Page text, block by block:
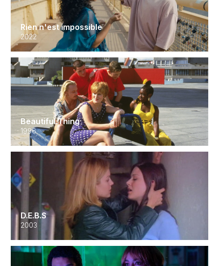
Rien n'est impossible
2022
Beautiful Thing
1996
D.E.B.S
2003